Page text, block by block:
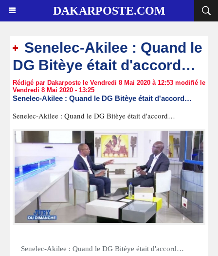
DAKARPOSTE.COM
Senelec-Akilee : Quand le
DG Bitèye était d'accord…
Rédigé par Dakarposte le Vendredi 8 Mai 2020 à 12:53 modifié le
Vendredi 8 Mai 2020 - 13:25
Senelec-Akilee : Quand le DG Bitèye était d'accord…
Senelec-Akilee : Quand le DG Bitèye était d'accord…
Senelec-Akilee : Quand le DG Bitèye était d'accord…